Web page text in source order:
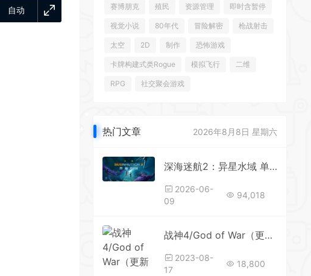
自动 赛博朋克 殖民 资源管理 即时含暂停
视觉小说 80年代 冒险解密 枪战射击
太空 2D 制作 恐怖游戏
卡牌构建式类Rogue 模拟飞行 二维
RPG 社交聚会游戏
热门文章 2026年8月8日 星期六
深海迷航2：异星水域 单机/网络联机 更新v0.10.3.115506
2026-06-
09
94,018
战神4/God of War（更新v1.013-斗战狂神-奎爷的裁决+全DLC）
2023-08-
17
18,800
*
*